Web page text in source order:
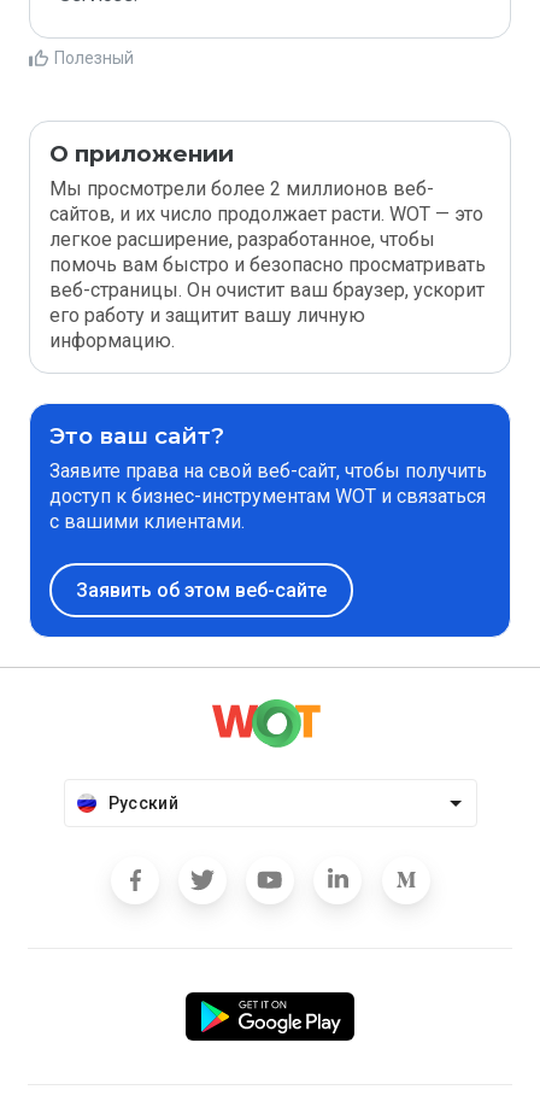
Полезный
О приложении
Мы просмотрели более 2 миллионов веб-
сайтов, и их число продолжает расти. WOT — это
легкое расширение, разработанное, чтобы
помочь вам быстро и безопасно просматривать
веб-страницы. Он очистит ваш браузер, ускорит
его работу и защитит вашу личную
информацию.
Это ваш сайт?
Заявите права на свой веб-сайт, чтобы получить
доступ к бизнес-инструментам WOT и связаться
с вашими клиентами.
Заявить об этом веб-сайте
Русский